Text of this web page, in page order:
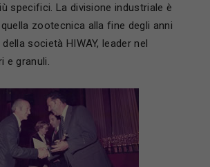
specifici. La divisione industriale è
zootecnica alla fine degli anni
società HIWAY, leader nel
e granuli.